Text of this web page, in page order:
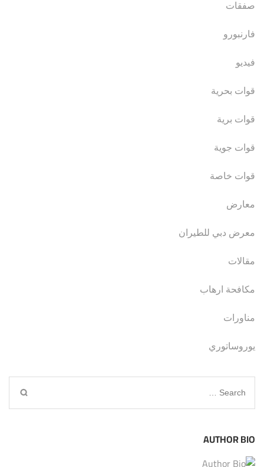
صفقات
فارنبورو
فيديو
قوات بحرية
قوات برية
قوات جوية
قوات خاصة
معارض
معرض دبي للطيران
مقالات
مكافحة ارهاب
مناورات
يوروساتوري
Search
for:
AUTHOR BIO